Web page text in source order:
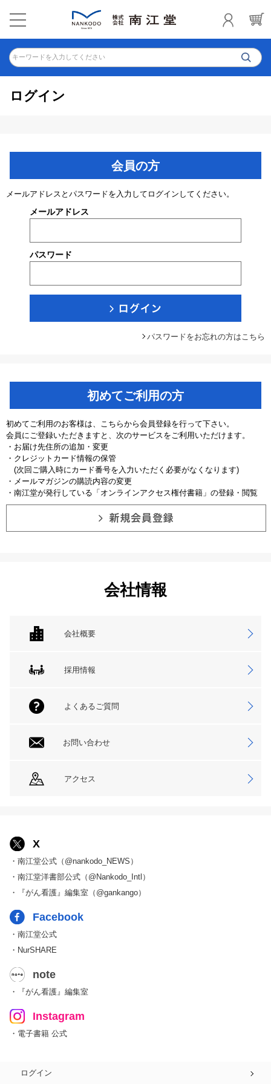
キーワードを入力してください
ログイン
会員の方
メールアドレスとパスワードを入力してログインしてください。
メールアドレス
パスワード
パスワードをお忘れの方はこちら
初めてご利用の方
初めてご利用のお客様は、こちらから会員登録を行って下さい。
会員にご登録いただきますと、次のサービスをご利用いただけます。
・お届け先住所の追加・変更
・クレジットカード情報の保管
(次回ご購入時にカード番号を入力いただく必要がなくなります)
・メールマガジンの購読内容の変更
・南江堂が発行している「オンラインアクセス権付書籍」の登録・閲覧
会社情報
会社概要
採用情報
よくあるご質問
お問い合わせ
アクセス
X
・南江堂公式（@nankodo_NEWS）
・南江堂洋書部公式（@Nankodo_Intl）
・『がん看護』編集室（@gankango）
Facebook
・南江堂公式
・NurSHARE
note
・『がん看護』編集室
Instagram
・電子書籍 公式
ログイン